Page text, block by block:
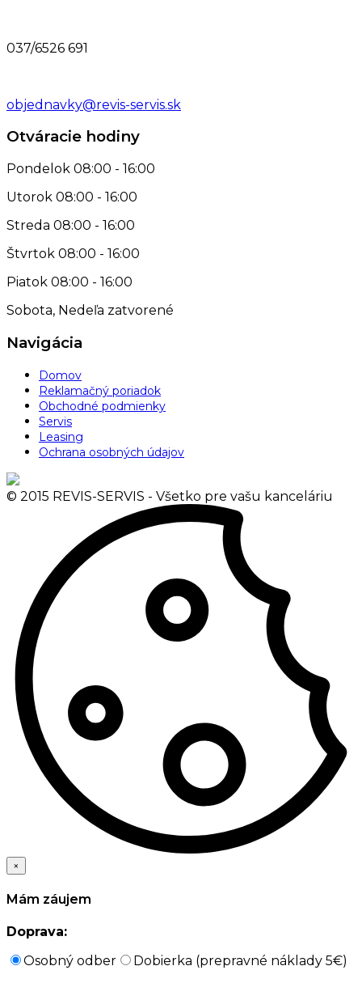
037/6526 691
objednavky@revis-servis.sk
Otváracie hodiny
Pondelok 08:00 - 16:00
Utorok 08:00 - 16:00
Streda 08:00 - 16:00
Štvrtok 08:00 - 16:00
Piatok 08:00 - 16:00
Sobota, Nedeľa zatvorené
Navigácia
Domov
Reklamačný poriadok
Obchodné podmienky
Servis
Leasing
Ochrana osobných údajov
© 2015 REVIS-SERVIS - Všetko pre vašu kanceláriu
×
Mám záujem
Doprava:
Osobný odber
Dobierka (prepravné náklady 5€)